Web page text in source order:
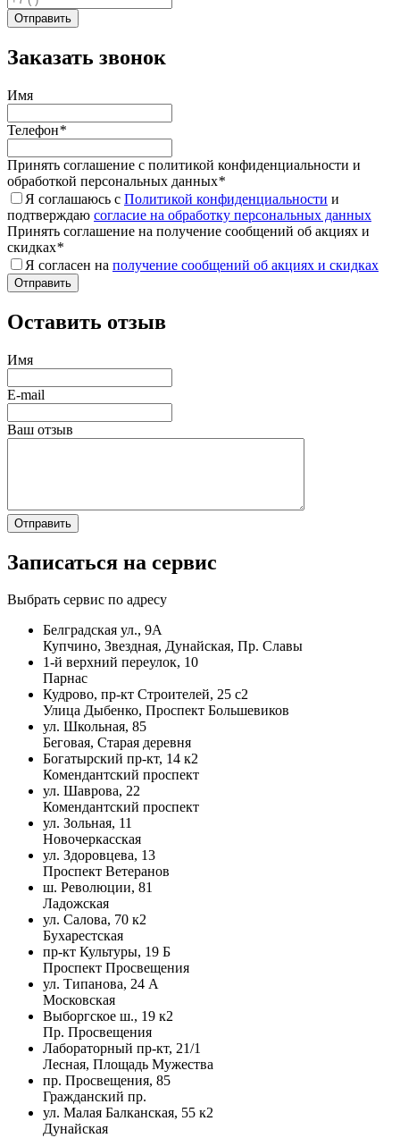
Заказать звонок
Имя
Телефон*
Принять соглашение с политикой конфиденциальности и
обработкой персональных данных*
Я соглашаюсь с Политикой конфиденциальности и
подтверждаю согласие на обработку персональных данных
Принять соглашение на получение сообщений об акциях и
скидках*
Я согласен на получение сообщений об акциях и скидках
Оставить отзыв
Имя
E-mail
Ваш отзыв
Записаться на сервис
Выбрать сервис по адресу
Белградская ул., 9А
Купчино, Звездная, Дунайская, Пр. Славы
1-й верхний переулок, 10
Парнас
Кудрово, пр-кт Строителей, 25 с2
Улица Дыбенко, Проспект Большевиков
ул. Школьная, 85
Беговая, Старая деревня
Богатырский пр-кт, 14 к2
Комендантский проспект
ул. Шаврова, 22
Комендантский проспект
ул. Зольная, 11
Новочеркасская
ул. Здоровцева, 13
Проспект Ветеранов
ш. Революции, 81
Ладожская
ул. Салова, 70 к2
Бухарестская
пр-кт Культуры, 19 Б
Проспект Просвещения
ул. Типанова, 24 А
Московская
Выборгское ш., 19 к2
Пр. Просвещения
Лабораторный пр-кт, 21/1
Лесная, Площадь Мужества
пр. Просвещения, 85
Гражданский пр.
ул. Малая Балканская, 55 к2
Дунайская